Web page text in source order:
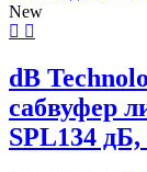
New
dB
сабвуфер
SPL134